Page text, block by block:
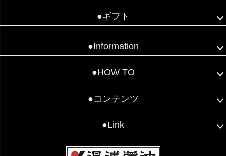
●ギフト
●Information
●HOW TO
●コンテンツ
●Link